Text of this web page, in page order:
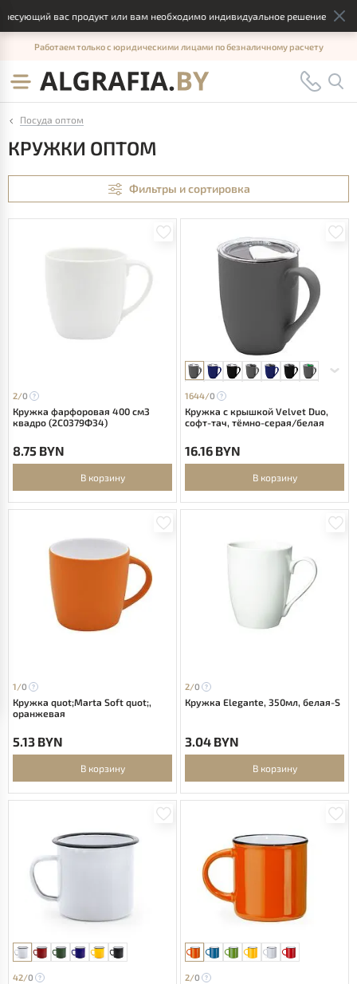
вас продукт или вам необходимо индивидуальное решение,
Работаем только с юридическими лицами по безналичному расчету
Посуда оптом
КРУЖКИ ОПТОМ
Фильтры и сортировка
2/0
Кружка фарфоровая 400 см3
квадро (2C0379Ф34)
8.75 BYN
В корзину
1644/0
Кружка с крышкой Velvet Duo,
софт-тач, тёмно-серая/белая
16.16 BYN
В корзину
1/0
Кружка quot;Marta Soft quot;,
оранжевая
5.13 BYN
В корзину
2/0
Кружка Elegante, 350мл, белая-S
3.04 BYN
В корзину
42/0 2/0